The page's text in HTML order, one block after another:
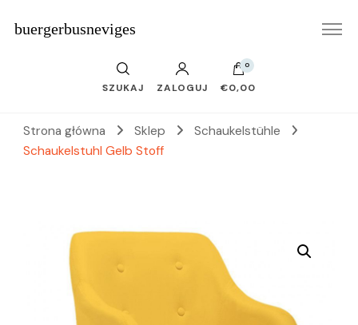
buergerbusneviges
SZUKAJ ZALOGUJ
0
€0,00
Strona główna Sklep
Schaukelstühle
Schaukelstuhl Gelb Stoff